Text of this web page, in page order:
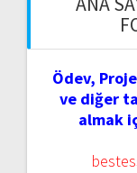
Ödev,
ve diğer
almak